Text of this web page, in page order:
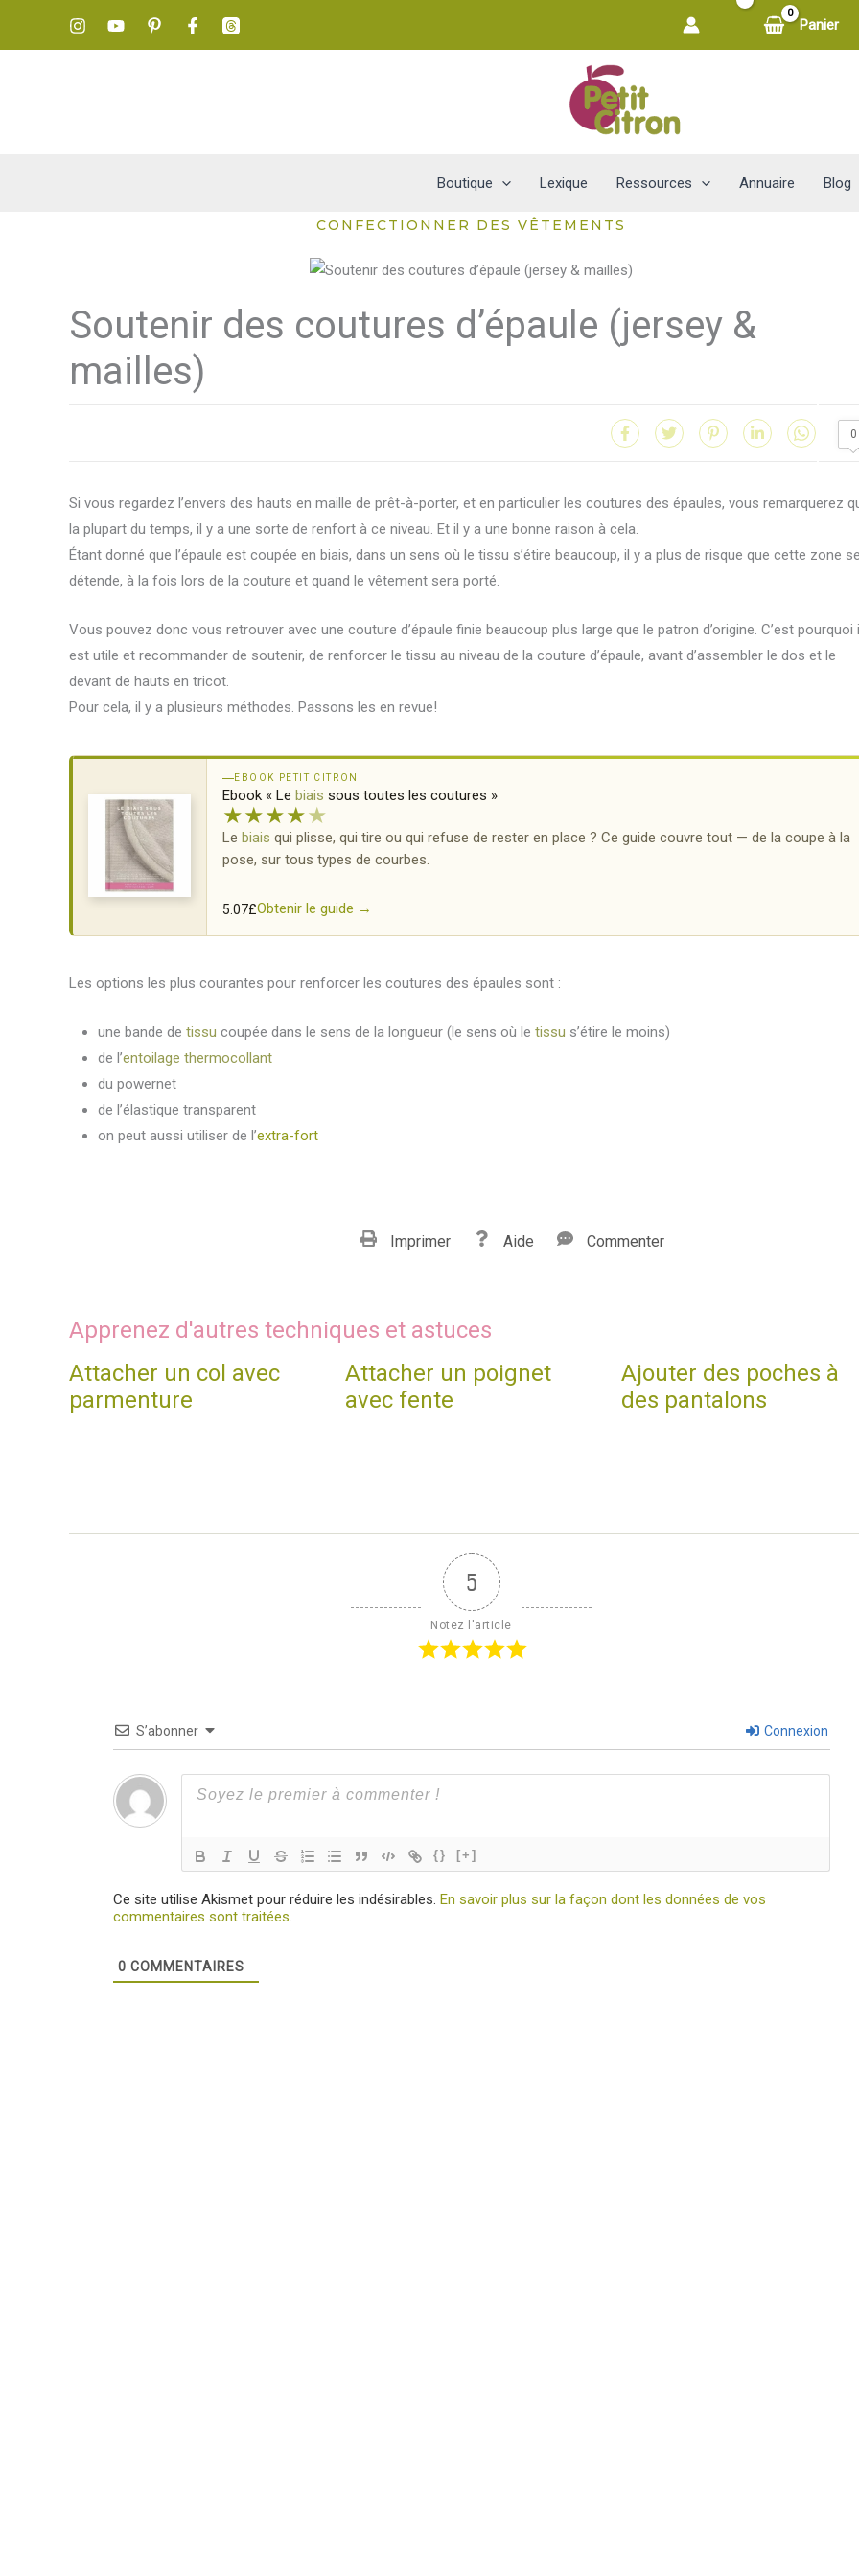
Panier
Boutique Lexique Ressources Annuaire Blog
CONFECTIONNER DES VÊTEMENTS
Soutenir des coutures d’épaule (jersey &
mailles)
0
Si vous regardez l’envers des hauts en maille de prêt-à-porter, et en particulier les coutures des épaules, vous remarquerez
la plupart du temps, il y a une sorte de renfort à ce niveau. Et il y a une bonne raison à cela.
Étant donné que l’épaule est coupée en biais, dans un sens où le tissu s’étire beaucoup, il y a plus de risque que cette zone se
détende, à la fois lors de la couture et quand le vêtement sera porté.
Vous pouvez donc vous retrouver avec une couture d’épaule finie beaucoup plus large que le patron d’origine. C’est pourquoi il
est utile et recommander de soutenir, de renforcer le tissu au niveau de la couture d’épaule, avant d’assembler le dos et le
devant de hauts en tricot.
Pour cela, il y a plusieurs méthodes. Passons les en revue!
EBOOK PETIT CITRON
Ebook « Le biais sous toutes les coutures »
★★★★★
Le biais qui plisse, qui tire ou qui refuse de rester en place ? Ce guide couvre tout — de la coupe à la
pose, sur tous types de courbes.
5.07£Obtenir le guide →
Les options les plus courantes pour renforcer les coutures des épaules sont :
une bande de tissu coupée dans le sens de la longueur (le sens où le tissu s’étire le moins)
de l’entoilage thermocollant
du powernet
de l’élastique transparent
on peut aussi utiliser de l’extra-fort
Imprimer Aide Commenter
Apprenez d'autres techniques et astuces
Attacher un col avec
parmenture
Attacher un poignet
avec fente
Ajouter des poches à
des pantalons
5
Notez l'article
S’abonner Connexion
{} [+]
Ce site utilise Akismet pour réduire les indésirables. En savoir plus sur la façon dont les données de vos
commentaires sont traitées.
0 COMMENTAIRES